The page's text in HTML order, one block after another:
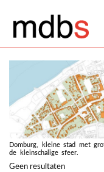
Domburg, kleine stad met
de kleinschalige sfeer.
Geen resultaten